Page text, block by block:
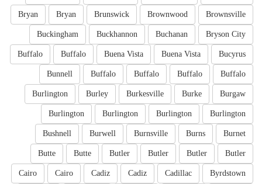
Brownsville
Brownwood
Brunswick
Bryan
Bryan
Bryson City
Buchanan
Buckhannon
Buckingham
Bucyrus
Buena Vista
Buena Vista
Buffalo
Buffalo
Buffalo
Buffalo
Buffalo
Buffalo
Bunnell
Burgaw
Burke
Burkesville
Burley
Burlington
Burlington
Burlington
Burlington
Burlington
Burnet
Burns
Burnsville
Burwell
Bushnell
Butler
Butler
Butler
Butler
Butte
Butte
Byrdstown
Cadillac
Cadiz
Cadiz
Cairo
Cairo